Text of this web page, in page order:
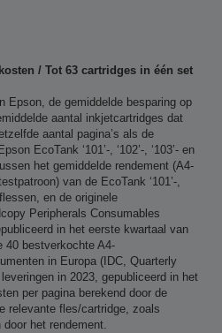
/ Tot 63 cartridges in één set
Epson, de gemiddelde besparing op
aantal inkjetcartridges dat
aantal pagina’s als de
EcoTank ‘101’-, ‘102’-, ‘103’- en
het gemiddelde rendement (A4-
van de EcoTank ‘101’-,
en de originele
Peripherals Consumables
in het eerste kwartaal van
40 bestverkochte A4-
in Europa (IDC, Quarterly
in 2023, gepubliceerd in het
per pagina berekend door de
relevante fles/cartridge, zoals
door het rendement.